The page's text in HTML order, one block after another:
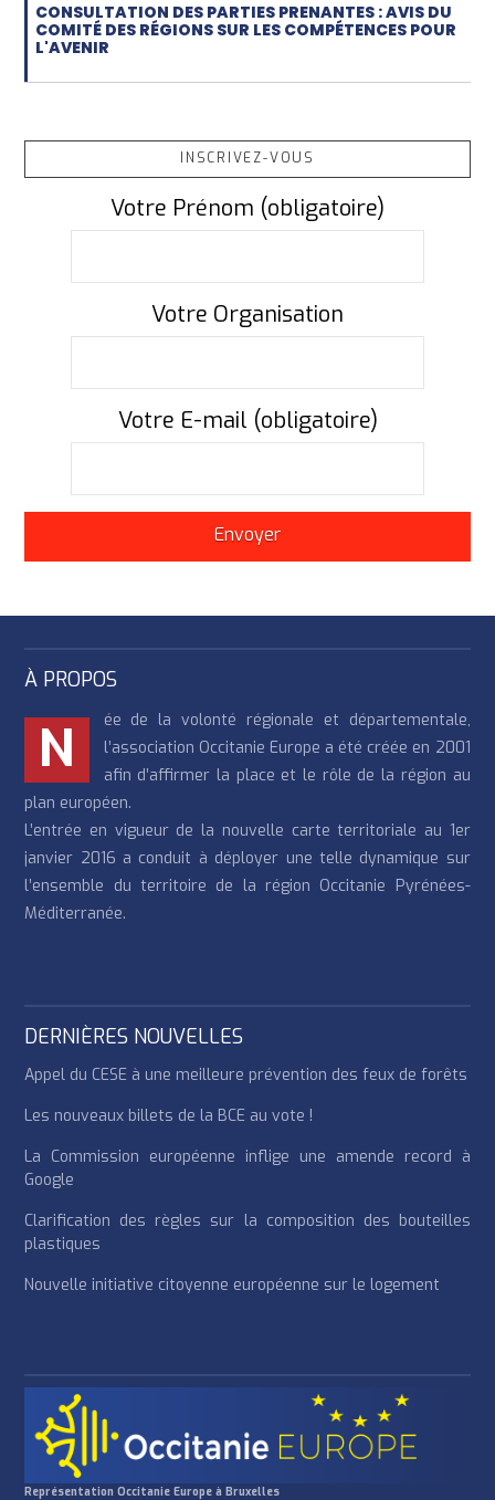
CONSULTATION DES PARTIES PRENANTES : AVIS DU
COMITÉ DES RÉGIONS SUR LES COMPÉTENCES POUR
L'AVENIR
INSCRIVEZ-VOUS
Votre Prénom (obligatoire)
Votre Organisation
Votre E-mail (obligatoire)
À PROPOS
N
ée de la volonté régionale et départementale,
l’association Occitanie Europe a été créée en 2001
afin d’affirmer la place et le rôle de la région au
plan européen.
L’entrée en vigueur de la nouvelle carte territoriale au 1er
janvier 2016 a conduit à déployer une telle dynamique sur
l’ensemble du territoire de la région Occitanie Pyrénées-
Méditerranée.
DERNIÈRES NOUVELLES
Appel du CESE à une meilleure prévention des feux de forêts
Les nouveaux billets de la BCE au vote !
La Commission européenne inflige une amende record à
Google
Clarification des règles sur la composition des bouteilles
plastiques
Nouvelle initiative citoyenne européenne sur le logement
Représentation Occitanie Europe à Bruxelles